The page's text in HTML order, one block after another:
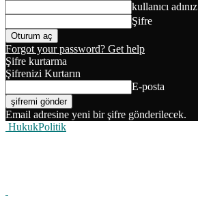
kullanıcı adınız
Şifre
Forgot your password? Get help
Şifre kurtarma
Şifrenizi Kurtarın
E-posta
Email adresine yeni bir şifre gönderilecek.
HukukPolitik